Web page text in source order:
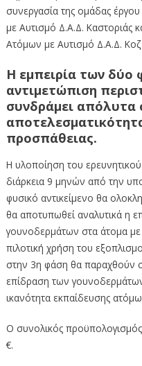
συνεργασία της ομάδας
με Αυτισμό Δ.Α.Δ. Καστοριάς
Ατόμων με Αυτισμό Δ.Α.Δ.
Η εμπειρία των δύο
αντιμετώπιση
συνδράμει απόλυτα
προσπάθειας.
Η υλοποίηση του
διάρκεια 9 μηνών από την
φυσικό αντικείμενο θα
θα αποτυπωθεί αναλυτικά η
γουνοδερμάτων στα άτομα
πιλοτική χρήση του
στην 3η φάση θα παραχθούν
επίδραση των
ικανότητα εκπαίδευσης
Ο συνολικός
€.